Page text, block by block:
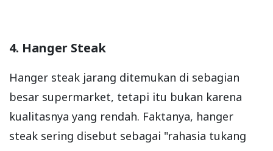
4. Hanger Steak
Hanger steak jarang ditemukan di sebagian
besar supermarket, tetapi itu bukan karena
kualitasnya yang rendah. Faktanya, hanger
steak sering disebut sebagai "rahasia tukang